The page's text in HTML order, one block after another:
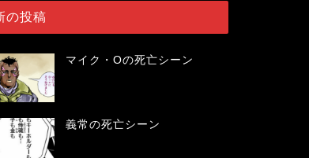
の投稿
マイク・Oの死亡シーン
義常の死亡シーン